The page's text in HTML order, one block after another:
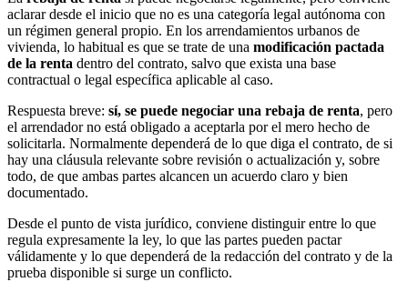
aclarar desde el inicio que no es una categoría legal autónoma con
un régimen general propio. En los arrendamientos urbanos de
vivienda, lo habitual es que se trate de una modificación pactada
de la renta dentro del contrato, salvo que exista una base
contractual o legal específica aplicable al caso.
Respuesta breve: sí, se puede negociar una rebaja de renta, pero
el arrendador no está obligado a aceptarla por el mero hecho de
solicitarla. Normalmente dependerá de lo que diga el contrato, de si
hay una cláusula relevante sobre revisión o actualización y, sobre
todo, de que ambas partes alcancen un acuerdo claro y bien
documentado.
Desde el punto de vista jurídico, conviene distinguir entre lo que
regula expresamente la ley, lo que las partes pueden pactar
válidamente y lo que dependerá de la redacción del contrato y de la
prueba disponible si surge un conflicto.